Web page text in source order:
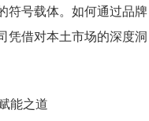
符号载体。如何通过品牌
凭借对本土市场的深度洞